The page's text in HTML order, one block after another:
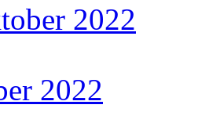
2022
2022